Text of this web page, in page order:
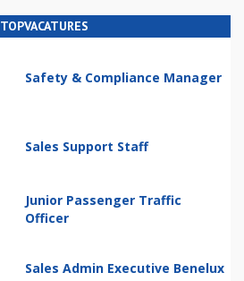
TOPVACATURES
Safety & Compliance Manager
Sales Support Staff
Junior Passenger Traffic
Officer
Sales Admin Executive Benelux